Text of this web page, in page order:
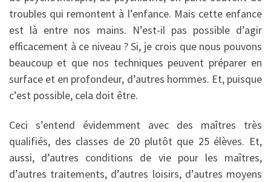
troubles qui remontent à l’enfance. Mais cette enfance
est là entre nos mains. N’est-il pas possible d’agir
efficacement à ce niveau ? Si, je crois que nous pouvons
beaucoup et que nos techniques peuvent préparer en
surface et en profondeur, d’autres hommes. Et, puisque
c’est possible, cela doit être.
Ceci s’entend évidemment avec des maîtres très
qualifiés, des classes de 20 plutôt que 25 élèves. Et,
aussi, d’autres conditions de vie pour les maîtres,
d’autres traitements, d’autres loisirs, d’autres moyens